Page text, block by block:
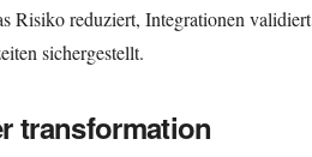
Risiko reduziert, Integrationen validiert
sichergestellt.
transformation